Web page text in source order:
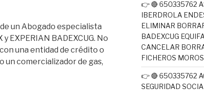
un Abogado especialista
EXPERIAN BADEXCUG. No
una entidad de crédito o
comercializador de gas,
👉 🔴 650335762
IBERDROLA
ELIMINAR
BADEXCUG
CANCELAR
FICHEROS
👉 🔴 650335762
SEGURIDAD